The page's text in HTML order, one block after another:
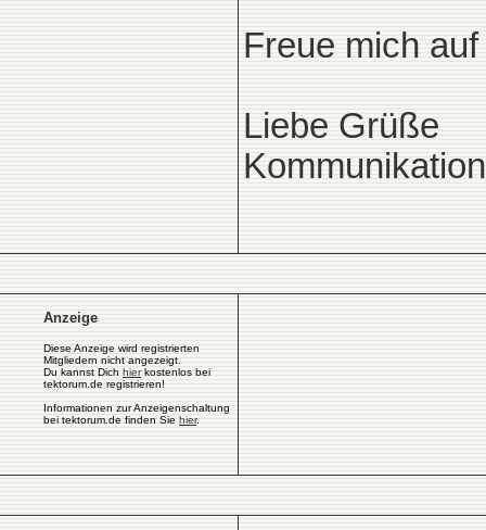
Freue mich
Liebe Grüße
Anzeige
Diese Anzeige wird registrierten
Mitgliedern nicht angezeigt.
Du kannst Dich hierkostenlos bei
tektorum.de registrieren!
Informationen zur Anzeigenschaltung
bei tektorum.de finden Sie hier.